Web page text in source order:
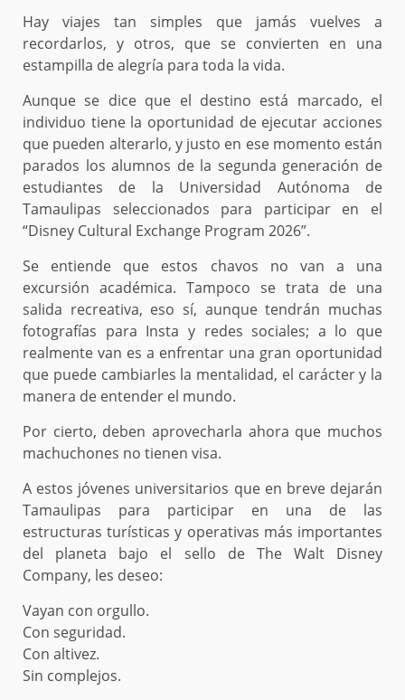
Hay viajes tan simples que jamás vuelves a
recordarlos, y otros, que se convierten en una
estampilla de alegría para toda la vida.
Aunque se dice que el destino está marcado, el
individuo tiene la oportunidad de ejecutar acciones
que pueden alterarlo, y justo en ese momento están
parados los alumnos de la segunda generación de
estudiantes de la Universidad Autónoma de
Tamaulipas seleccionados para participar en el
“Disney Cultural Exchange Program 2026”.
Se entiende que estos chavos no van a una
excursión académica. Tampoco se trata de una
salida recreativa, eso sí, aunque tendrán muchas
fotografías para Insta y redes sociales; a lo que
realmente van es a enfrentar una gran oportunidad
que puede cambiarles la mentalidad, el carácter y la
manera de entender el mundo.
Por cierto, deben aprovecharla ahora que muchos
machuchones no tienen visa.
A estos jóvenes universitarios que en breve dejarán
Tamaulipas para participar en una de las
estructuras turísticas y operativas más importantes
del planeta bajo el sello de The Walt Disney
Company, les deseo:
Vayan con orgullo.
Con seguridad.
Con altivez.
Sin complejos.